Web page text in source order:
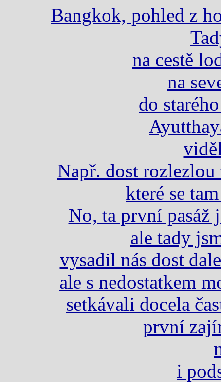
Bangkok, pohled z
na cestě
na
do
Např. dost
které se
No, ta první pasáž
ale tady
vysadil nás dost
ale s nedostatkem
setkávali docela
první
i